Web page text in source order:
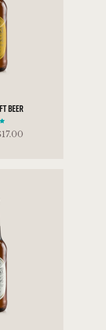
BEER
17.00